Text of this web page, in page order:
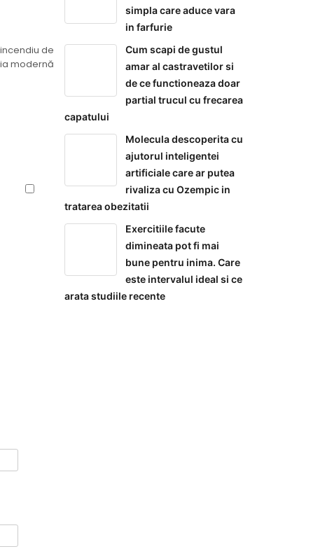
de
modernă
simpla care aduce vara
in farfurie
Cum scapi de gustul
amar al castravetilor si
de ce functioneaza doar
partial trucul cu frecarea
capatului
Molecula descoperita cu
ajutorul inteligentei
artificiale care ar putea
rivaliza cu Ozempic in
tratarea obezitatii
Exercitiile facute
dimineata pot fi mai
bune pentru inima. Care
este intervalul ideal si ce
arata studiile recente